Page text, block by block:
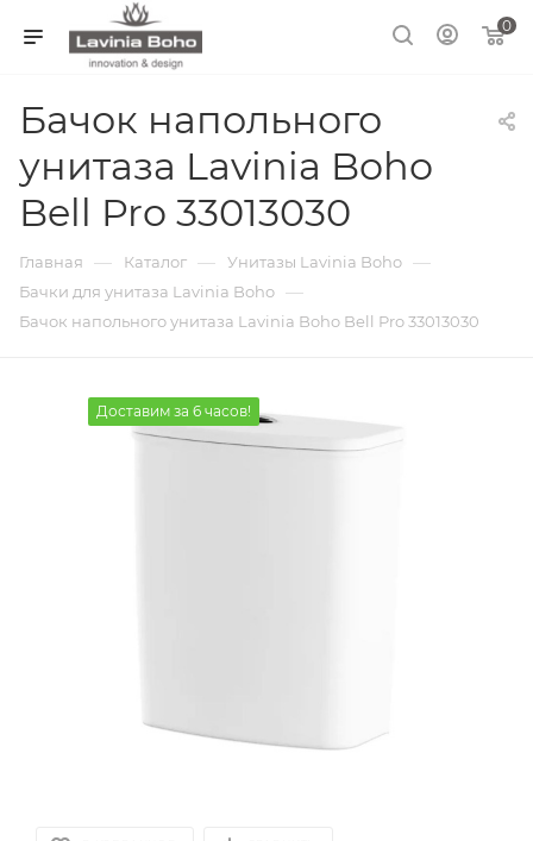
0
Бачок напольного
унитаза Lavinia Boho
Bell Pro 33013030
Главная — Каталог — Унитазы Lavinia Boho —
Бачки для унитаза Lavinia Boho —
Бачок напольного унитаза Lavinia Boho Bell Pro 33013030
Доставим за 6 часов!